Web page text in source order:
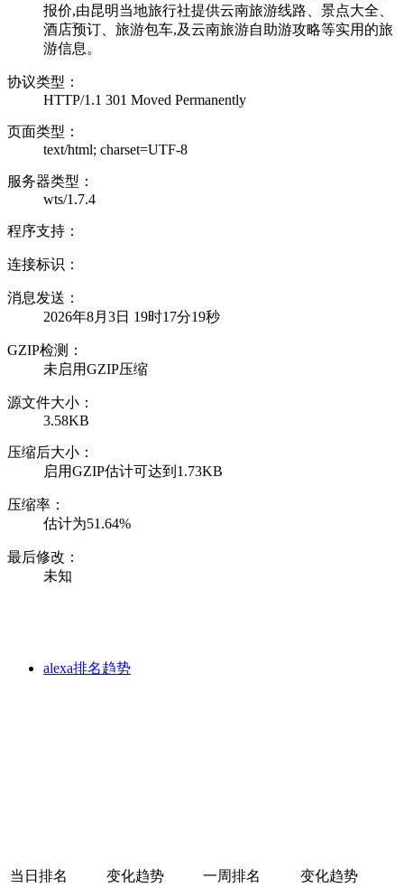
报价,由昆明当地旅行社提供云南旅游线路、景点大全、
酒店预订、旅游包车,及云南旅游自助游攻略等实用的旅
游信息。
协议类型：
HTTP/1.1 301 Moved Permanently
页面类型：
text/html; charset=UTF-8
服务器类型：
wts/1.7.4
程序支持：
连接标识：
消息发送：
2026年8月3日 19时17分19秒
GZIP检测：
未启用GZIP压缩
源文件大小：
3.58KB
压缩后大小：
启用GZIP估计可达到1.73KB
压缩率：
估计为51.64%
最后修改：
未知
alexa排名趋势
当日排名 变化趋势 一周排名
变化趋势